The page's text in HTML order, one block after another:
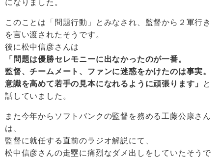
になりました。
このことは「問題行動」とみなされ、監督から２軍行き
を言い渡されたそうです。
後に松中信彦さんは
「問題は優勝セレモニーに出なかったのが一番。
監督、チームメート、ファンに迷惑をかけたのは事実。
意識を高めて若手の見本になれるように頑張ります」
と
話していました。
また今年からソフトバンクの監督を務める工藤公康さん
は、
監督に就任する直前のラジオ解説にて、
松中信彦さんの走塁に痛烈なダメ出しをしていたそうで